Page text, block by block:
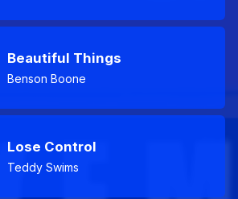
Beautiful Things
Benson Boone
Lose Control
Teddy Swims